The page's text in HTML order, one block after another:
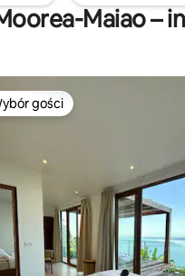
Maiao –
gości
gości